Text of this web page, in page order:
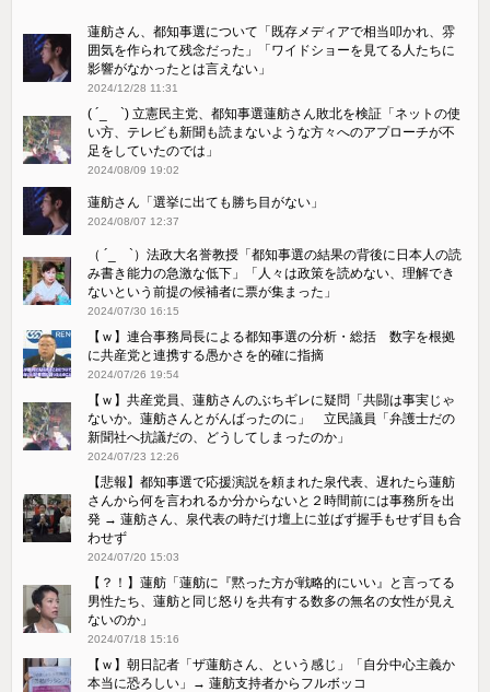
蓮舫さん、都知事選について「既存メディアで相当叩かれ、雰
囲気を作られて残念だった」「ワイドショーを見てる人たちに
影響がなかったとは言えない」
2024/12/28 11:31
( ´_ゝ`) 立憲民主党、都知事選蓮舫さん敗北を検証「ネットの使
い方、テレビも新聞も読まないような方々へのアプローチが不
足をしていたのでは」
2024/08/09 19:02
蓮舫さん「選挙に出ても勝ち目がない」
2024/08/07 12:37
（ ´_ゝ`）法政大名誉教授「都知事選の結果の背後に日本人の読
み書き能力の急激な低下」「人々は政策を読めない、理解でき
ないという前提の候補者に票が集まった」
2024/07/30 16:15
【ｗ】連合事務局長による都知事選の分析・総括 数字を根拠
に共産党と連携する愚かさを的確に指摘
2024/07/26 19:54
【ｗ】共産党員、蓮舫さんのぶちギレに疑問「共闘は事実じゃ
ないか。蓮舫さんとがんばったのに」 立民議員「弁護士だの
新聞社へ抗議だの、どうしてしまったのか」
2024/07/23 12:26
【悲報】都知事選で応援演説を頼まれた泉代表、遅れたら蓮舫
さんから何を言われるか分からないと２時間前には事務所を出
発 → 蓮舫さん、泉代表の時だけ壇上に並ばず握手もせず目も合
わせず
2024/07/20 15:03
【？！】蓮舫「蓮舫に『黙った方が戦略的にいい』と言ってる
男性たち、蓮舫と同じ怒りを共有する数多の無名の女性が見え
ないのか」
2024/07/18 15:16
【ｗ】朝日記者「ザ蓮舫さん、という感じ」「自分中心主義か
本当に恐ろしい」→ 蓮舫支持者からフルボッコ